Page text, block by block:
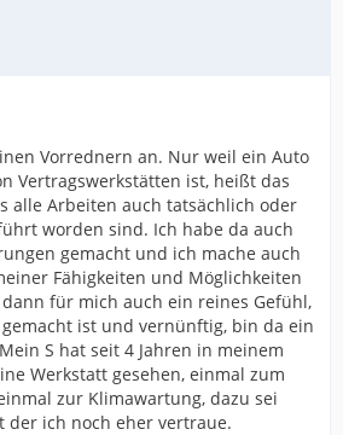
Vorrednern an. Nur weil ein Auto
Vertragswerkstätten ist, heißt das
alle Arbeiten auch tatsächlich oder
worden sind. Ich habe da auch
gemacht und ich mache auch
Fähigkeiten und Möglichkeiten
für mich auch ein reines Gefühl,
ist und vernünftig, bin da ein
S hat seit 4 Jahren in meinem
Werkstatt gesehen, einmal zum
zur Klimawartung, dazu sei
der ich noch eher vertraue.